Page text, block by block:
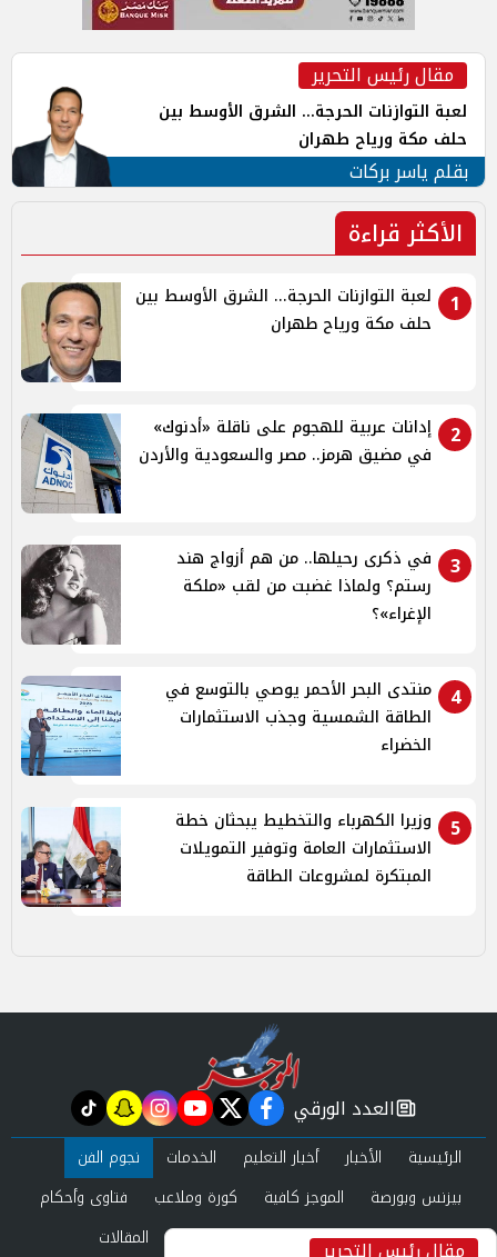
مقال رئيس التحرير
لعبة التوازنات الحرجة... الشرق الأوسط بين
حلف مكة ورياح طهران
بقلم ياسر بركات
الأكثر قراءة
1
لعبة التوازنات الحرجة... الشرق الأوسط بين
حلف مكة ورياح طهران
2
إدانات عربية للهجوم على ناقلة «أدنوك»
في مضيق هرمز.. مصر والسعودية والأردن
3
في ذكرى رحيلها.. من هم أزواج هند
رستم؟ ولماذا غضبت من لقب «ملكة
الإغراء»؟
4
منتدى البحر الأحمر يوصي بالتوسع في
الطاقة الشمسية وجذب الاستثمارات
الخضراء
5
وزيرا الكهرباء والتخطيط يبحثان خطة
الاستثمارات العامة وتوفير التمويلات
المبتكرة لمشروعات الطاقة
newspaper
العدد الورقي facebook
twitter
youtube
instagram
snapchat
tiktok
الرئيسية الأخبار أخبار التعليم الخدمات
نجوم الفن
بيزنس وبورصة
الموجز كافية كورة وملاعب
فتاوى وأحكام
صحة وجمال
عرب وعالم حوادث ومحاكم المقالات